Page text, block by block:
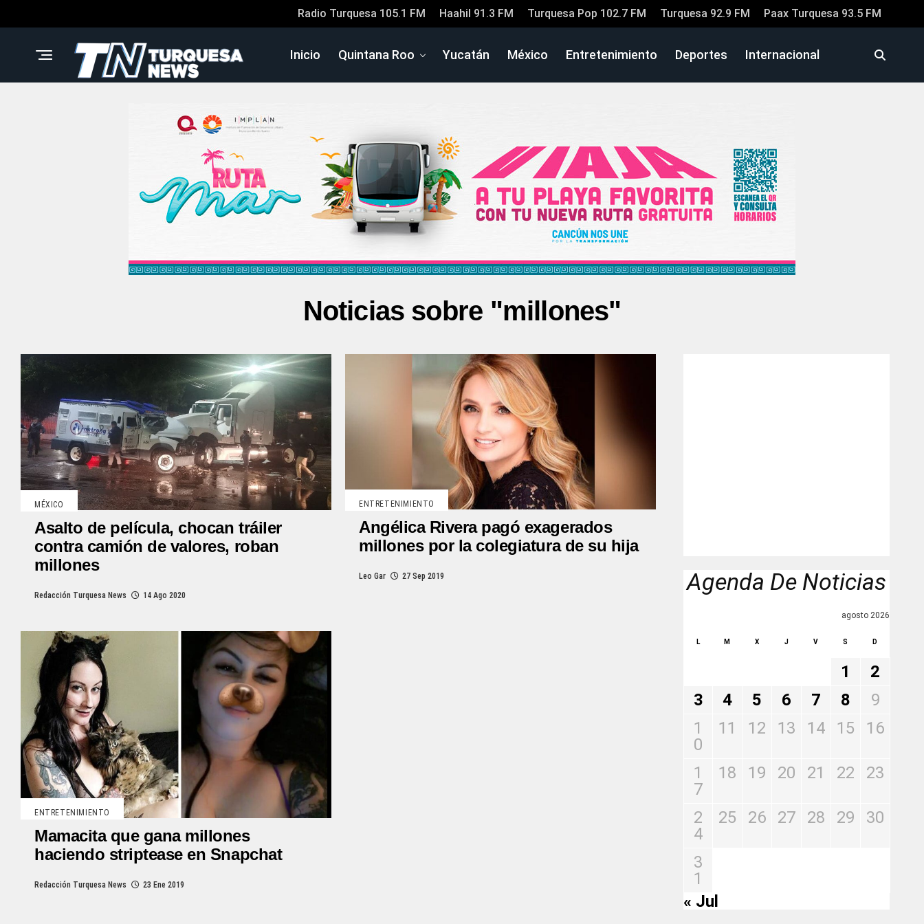
Radio Turquesa 105.1 FM Haahil 91.3 FM Turquesa Pop 102.7 FM Turquesa 92.9 FM Paax Turquesa 93.5 FM
Inicio Quintana Roo Yucatán México Entretenimiento Deportes Internacional
Noticias sobre "millones"
MÉXICO
Asalto de película, chocan tráiler
contra camión de valores, roban
millones
Redacción Turquesa News 14 Ago 2020
ENTRETENIMIENTO
Angélica Rivera pagó exagerados
millones por la colegiatura de su hija
Leo Gar 27 Sep 2019
ENTRETENIMIENTO
Mamacita que gana millones
haciendo striptease en Snapchat
Redacción Turquesa News 23 Ene 2019
Agenda De Noticias
agosto 2026
L M X J V S D
1
2
3
4 5 6 7 8
9
1
0
11 12 13 14 15 16
1
7
18 19 20 21 22 23
2
4
25 26 27 28 29 30
3
1
« Jul